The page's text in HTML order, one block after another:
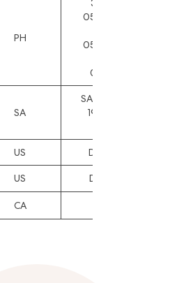
PH
3-2025-
050505, 3-
050506, 3-
050507
SA
SA 19754, SA
19755, SA
US D1114459
US D1032141
CA